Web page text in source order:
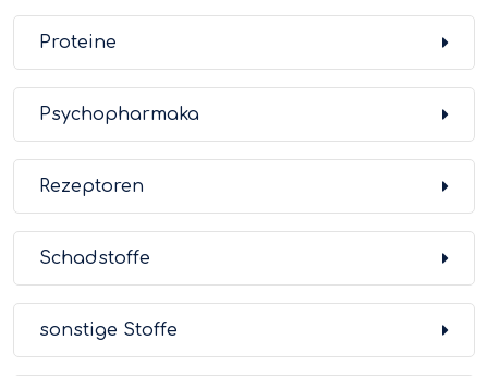
Proteine
Psychopharmaka
Rezeptoren
Schadstoffe
sonstige Stoffe